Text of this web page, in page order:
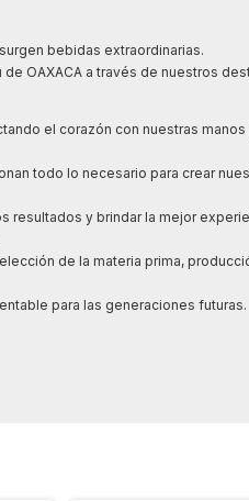
bebidas extraordinarias.
OAXACA a través de nuestros
el corazón con nuestras
todo lo necesario para crear
resultados y brindar la mejor
de la materia prima,
para las generaciones futuras.